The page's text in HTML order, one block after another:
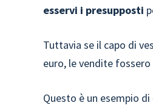
esservi i presupposti
Tuttavia se il capo di
euro, le vendite
Questo è un esempio